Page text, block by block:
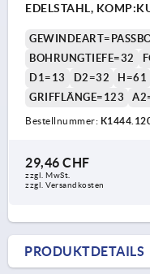
EDELSTAHL,
BOHRUNGTIEFE=32
D1=13
D2=32 H=61
GRIFFLÄNGE=123
Bestellnummer:
29,46 CHF
zzgl. MwSt.
zzgl. Versandkosten
PRODUKTDETAILS